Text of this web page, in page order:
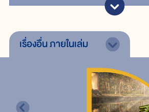
เรื่องอื่นภายในเล่ม